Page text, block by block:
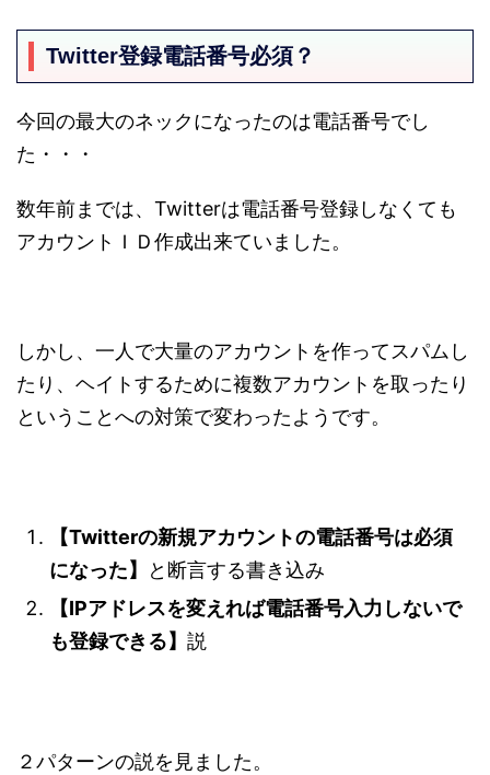
Twitter登録電話番号必須？
今回の最大のネックになったのは電話番号でし
た・・・
数年前までは、Twitterは電話番号登録しなくても
アカウントＩＤ作成出来ていました。
しかし、一人で大量のアカウントを作ってスパムし
たり、ヘイトするために複数アカウントを取ったり
ということへの対策で変わったようです。
【Twitterの新規アカウントの電話番号は必須
になった】
と断言する書き込み
【IPアドレスを変えれば電話番号入力しないで
も登録できる】 説
２パターンの説を見ました。